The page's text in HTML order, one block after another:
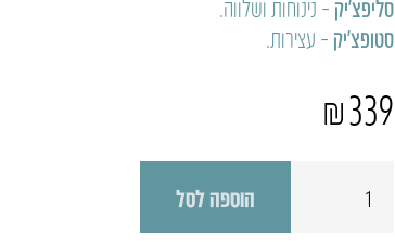
סליפצ’יק– נינוחות ושלווה.
סטופצ׳יק– עצירות.
₪339
הוספה לסל